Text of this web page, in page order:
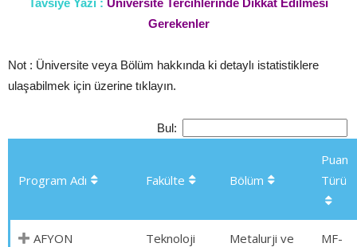
Tavsiye Yazı : Üniversite Tercihlerinde Dikkat Edilmesi
Gerekenler
Not : Üniversite veya Bölüm hakkında ki detaylı istatistiklere
ulaşabilmek için üzerine tıklayın.
Bul:
Program Adı Fakülte Bölüm
Puan
Türü
AFYON
Teknoloji
Metalurji ve
MF-